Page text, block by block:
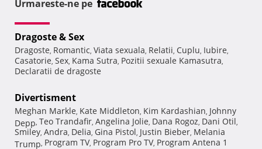
Urmareste-ne pe
Dragoste & Sex
Dragoste, Romantic, Viata sexuala, Relatii, Cuplu, Iubire,
Casatorie, Sex, Kama Sutra, Pozitii sexuale Kamasutra,
Declaratii de dragoste
Divertisment
Meghan Markle, Kate Middleton, Kim Kardashian, Johnny
Depp, Teo Trandafir, Angelina Jolie, Dana Rogoz, Dani Otil,
Smiley, Andra, Delia, Gina Pistol, Justin Bieber, Melania
Trump, Program TV, Program Pro TV, Program Antena 1